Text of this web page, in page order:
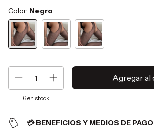
Color: Negro
6en stock
💳 BENEFICIOS Y MEDIOS DE PAGO